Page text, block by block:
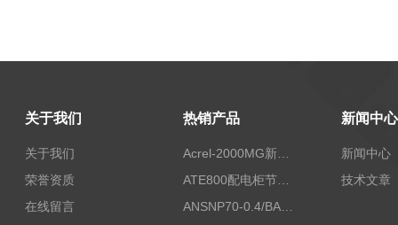
关于我们
关于我们
荣誉资质
在线留言
热销产品
Acrel-2000MG新能源消纳安科瑞微电网能量管理系统
ATE800配电柜节点无线测温/表带捆绑/无源感应取电
ANSNP70-0.4/BANSNP中线安防保护器 治理三相不平衡
新闻中心
新闻中心
技术文章